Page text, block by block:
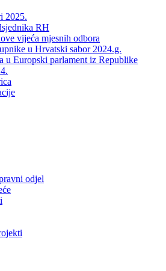
2025.
RH
vijeća mjesnih odbora
u Hrvatski sabor 2024.g.
u Europski parlament iz Republike
odjel